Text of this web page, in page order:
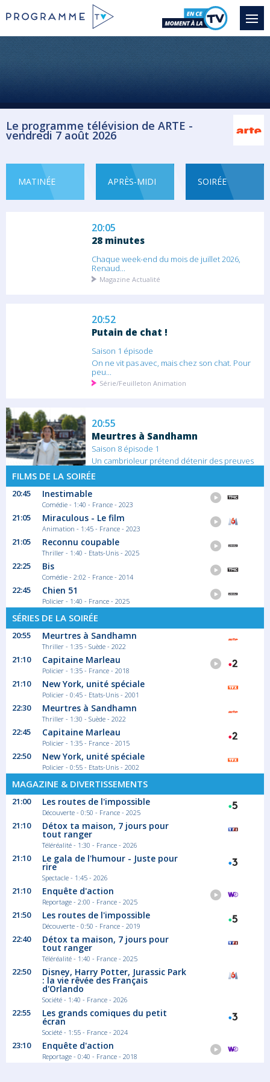
Le programme télévision de ARTE -
vendredi 7 août 2026
MATINÉE APRÈS-MIDI SOIRÉE
Karambolage
19:45
La rédaction franco-allemande d'ARTE
Journal...
Information
20:05
28 minutes
Chaque week-end du mois de juillet 2026,
Renaud...
Magazine Actualité
20:52
Putain de chat !
Saison 1 épisode
On ne vit pas avec, mais chez son chat. Pour
peu...
Série/Feuilleton Animation
20:55
Meurtres à Sandhamn
Saison 8 épisode 1
Un cambrioleur prétend détenir des preuves
22:30
Meurtres à Sandhamn
Saison 8 épisode 2
L'épouse du golfeur le plus connu de Suède
Série/Feuilleton Thriller
00:00
Meurtres à Sandhamn
Saison 8 épisode 3
Olivia et Nathalie, deux jeunes
adolescentes...
Série/Feuilleton Thriller
01:30
Discothèque : nuits de folie à la
campagne
Espaces d'émancipation méconnus, les...
Documentaire Société
02:25
Le journal d'une femme nwar
Le journal intime d'une amitié hantée par...
Documentaire Société
FILMS DE LA SOIRÉE
20:45 Inestimable
Comédie - 1:40 - France - 2023
21:05 Miraculous - Le film
Animation - 1:45 - France - 2023
21:05 Reconnu coupable
Thriller - 1:40 - Etats-Unis - 2025
22:25 Bis
Comédie - 2:02 - France - 2014
22:45 Chien 51
Policier - 1:40 - France - 2025
SÉRIES DE LA SOIRÉE
20:55 Meurtres à Sandhamn
Thriller - 1:35 - Suède - 2022
21:10 Capitaine Marleau
Policier - 1:35 - France - 2018
21:10 New York, unité spéciale
Policier - 0:45 - Etats-Unis - 2001
22:30 Meurtres à Sandhamn
Thriller - 1:30 - Suède - 2022
22:45 Capitaine Marleau
Policier - 1:35 - France - 2015
22:50 New York, unité spéciale
Policier - 0:55 - Etats-Unis - 2002
MAGAZINE & DIVERTISSEMENTS
21:00 Les routes de l'impossible
Découverte - 0:50 - France - 2025
21:10 Détox ta maison, 7 jours pour
tout ranger
Téléréalité - 1:30 - France - 2026
21:10 Le gala de l'humour - Juste pour
rire
Spectacle - 1:45 - 2026
21:10 Enquête d'action
Reportage - 2:00 - France - 2025
21:50 Les routes de l'impossible
Découverte - 0:50 - France - 2019
22:40 Détox ta maison, 7 jours pour
tout ranger
Téléréalité - 1:40 - France - 2025
22:50 Disney, Harry Potter, Jurassic Park
: la vie rêvée des Français
d'Orlando
Société - 1:40 - France - 2026
22:55 Les grands comiques du petit
écran
Société - 1:55 - France - 2024
23:10 Enquête d'action
Reportage - 0:40 - France - 2018